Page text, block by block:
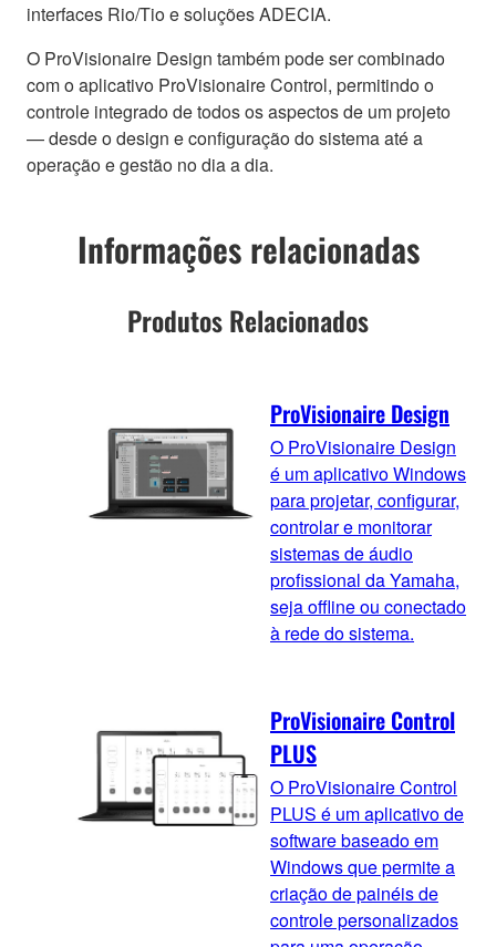
interfaces Rio/Tio e soluções ADECIA.
O ProVisionaire Design também pode ser combinado
com o aplicativo ProVisionaire Control, permitindo o
controle integrado de todos os aspectos de um projeto
— desde o design e configuração do sistema até a
operação e gestão no dia a dia.
Informações relacionadas
Produtos Relacionados
ProVisionaire Design
O ProVisionaire Design
é um aplicativo Windows
para projetar, configurar,
controlar e monitorar
sistemas de áudio
profissional da Yamaha,
seja offline ou conectado
à rede do sistema.
ProVisionaire Control
PLUS
O ProVisionaire Control
PLUS é um aplicativo de
software baseado em
Windows que permite a
criação de painéis de
controle personalizados